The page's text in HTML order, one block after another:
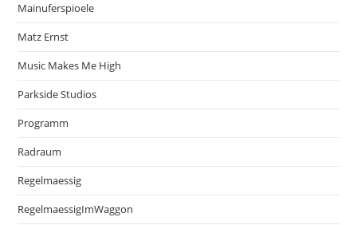
Mainuferspioele
Matz Ernst
Music Makes Me High
Parkside Studios
Programm
Radraum
Regelmaessig
RegelmaessigImWaggon